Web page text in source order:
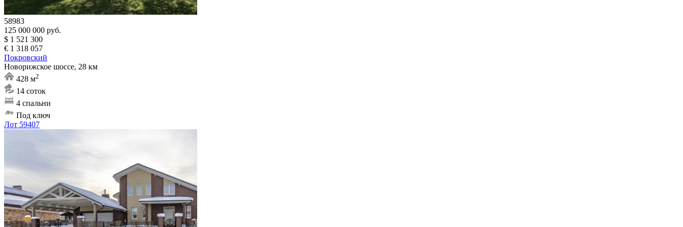
58983
125 000 000 руб.
$ 1 521 300
€ 1 318 057
Покровский
Новорижское шоссе, 28 км
428 м2
14 соток
4 спальни
Под ключ
Лот 59407